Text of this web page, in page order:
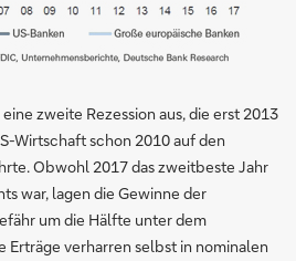
zweite Rezession aus, die erst 2013
Wirtschaft schon 2010 auf den
Obwohl 2017 das zweitbeste Jahr
war, lagen die Gewinne der
um die Hälfte unter dem
Erträge verharren selbst in nominalen